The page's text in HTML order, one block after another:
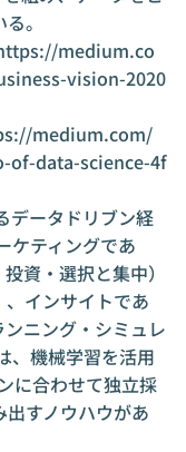
。
medium.co
vision-2020
medium.com/
of-data-science-4f
データドリブン経
ケティングであ
資・選択と集中）
インサイトであ
ニング・シミュレ
、機械学習を活用
に合わせて独立採
すノウハウがあ